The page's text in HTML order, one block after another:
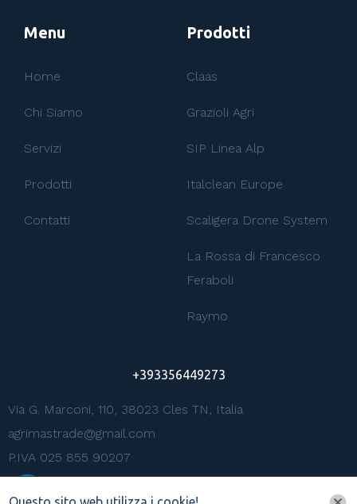
Menu
Home
Chi Siamo
Servizi
Prodotti
Contatti
Prodotti
Claas
Grazioli Agri
SIP Linea Alp
Italclean Europe
Scaligera Drone System
La Rossa di Francesco
Feraboli
Raymo
+393356449273
Via G. Marconi, 110, 38023 Cles TN, Italia
agrimastrade@gmail.com
P.IVA 025 855 90207